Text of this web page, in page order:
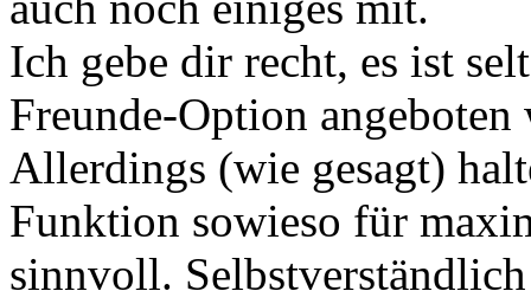
Ich gebe dir recht, es ist
Freunde-Option
Allerdings (wie gesagt)
Funktion sowieso für
sinnvoll.